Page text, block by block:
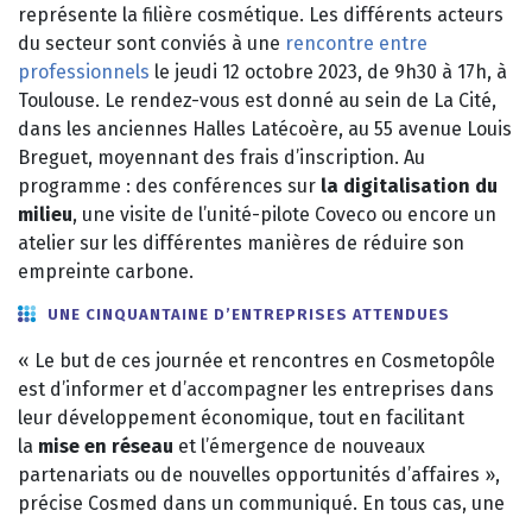
représente la filière cosmétique. Les différents acteurs
du secteur sont conviés à une rencontre entre
professionnels le jeudi 12 octobre 2023, de 9h30 à 17h, à
Toulouse. Le rendez-vous est donné au sein de La Cité,
dans les anciennes Halles Latécoère, au 55 avenue Louis
Breguet, moyennant des frais d’inscription. Au
programme : des conférences sur la digitalisation du
milieu, une visite de l’unité-pilote Coveco ou encore un
atelier sur les différentes manières de réduire son
empreinte carbone.
UNE CINQUANTAINE D’ENTREPRISES ATTENDUES
« Le but de ces journée et rencontres en Cosmetopôle
est d’informer et d’accompagner les entreprises dans
leur développement économique, tout en facilitant
la mise en réseau et l’émergence de nouveaux
partenariats ou de nouvelles opportunités d’affaires »,
précise Cosmed dans un communiqué. En tous cas, une